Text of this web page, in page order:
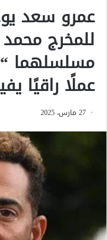
عمرو سعد
للمخرج
مسلسلهما
عملًا راقيًا
27 مارس، 2025